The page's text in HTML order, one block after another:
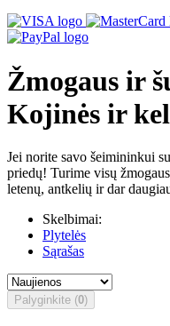
Žmogaus ir
Kojinės ir
Jei norite savo šeimininkui
priedų! Turime visų
letenų, antkelių ir dar
Skelbimai:
Plytelės
Sąrašas
Palyginkite (0)